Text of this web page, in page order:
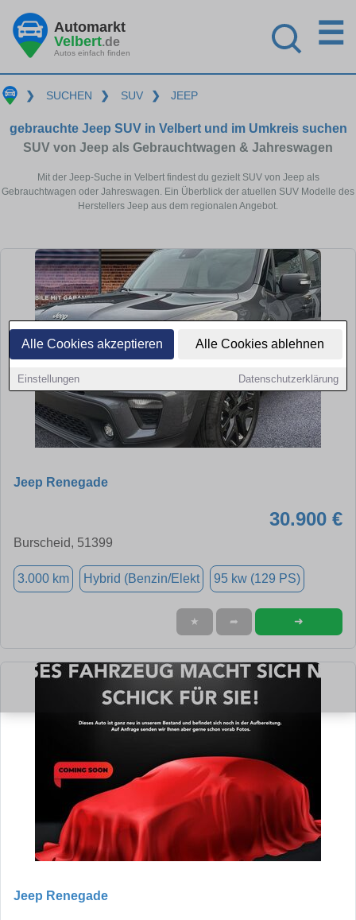
Alle Cookies akzeptieren Alle Cookies ablehnen
Einstellungen Datenschutzerklärung
Automarkt
Velbert.de
Autos einfach finden
☰
❯ SUCHEN ❯ SUV ❯ JEEP
gebrauchte Jeep SUV in Velbert und im Umkreis suchen
SUV von Jeep als Gebrauchtwagen & Jahreswagen
Mit der Jeep-Suche in Velbert findest du gezielt SUV von Jeep als
Gebrauchtwagen oder Jahreswagen. Ein Überblick der atuellen SUV Modelle des
Herstellers Jeep aus dem regionalen Angebot.
Jeep Renegade
30.900 €
Burscheid, 51399
3.000 km Hybrid (Benzin/Elekt 95 kw (129 PS)
★ ➦ ➜
Jeep Renegade